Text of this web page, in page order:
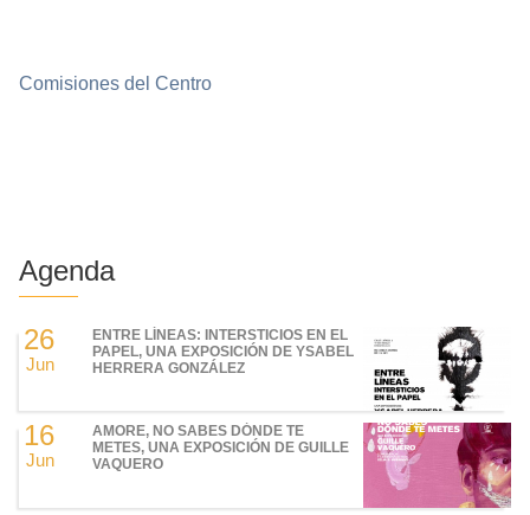
Comisiones del Centro
Agenda
26
Jun
ENTRE LÍNEAS: INTERSTICIOS EN EL
PAPEL, UNA EXPOSICIÓN DE YSABEL
HERRERA GONZÁLEZ
16
Jun
AMORE, NO SABES DÓNDE TE
METES, UNA EXPOSICIÓN DE GUILLE
VAQUERO